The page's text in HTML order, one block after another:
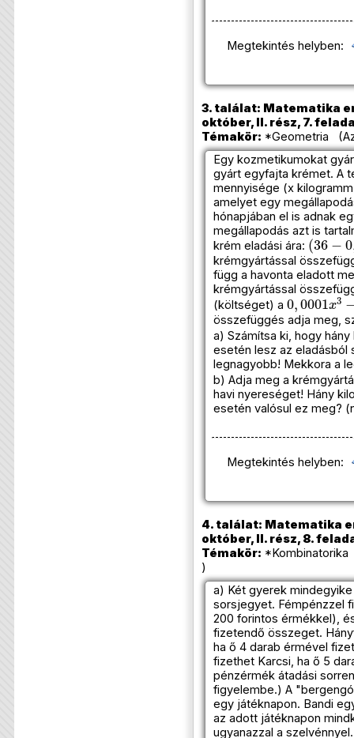
Megtekintés helyben:
3. találat: Matematika
október, II. rész, 7.
Témakör: *Geometria
Egy kozmetikumokat
gyárt egyfajta krémet. A
mennyisége (x
amelyet egy
hónapjában el is adnak
megállapodás azt is
krém eladási ára:
(36−0,
krémgyártással
függ a havonta eladott
krémgyártással
(költséget) a
0, 0001x3
összefüggés adja meg,
a) Számítsa ki, hogy
esetén lesz az eladásból
legnagyobb! Mekkora a
b) Adja meg a
havi nyereséget! Hány
esetén valósul ez meg?
Megtekintés helyben:
4. találat: Matematika
október, II. rész, 8.
Témakör: *Kombinatorika
)
a) Két gyerek
sorsjegyet. Fémpénzzel
200 forintos érmékkel),
fizetendő összeget.
ha ő 4 darab érmével
fizethet Karcsi, ha ő 5
pénzérmék átadási
figyelembe.) A
egy játéknapon. Bandi
az adott játéknapon
ugyanazzal a szelvénnyel.